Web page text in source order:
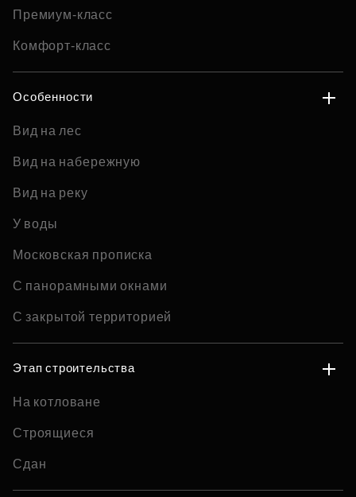
Премиум-класс
Комфорт-класс
Особенности
Вид на лес
Вид на набережную
Вид на реку
У воды
Московская прописка
С панорамными окнами
С закрытой территорией
Этап строительства
На котловане
Строящиеся
Сдан